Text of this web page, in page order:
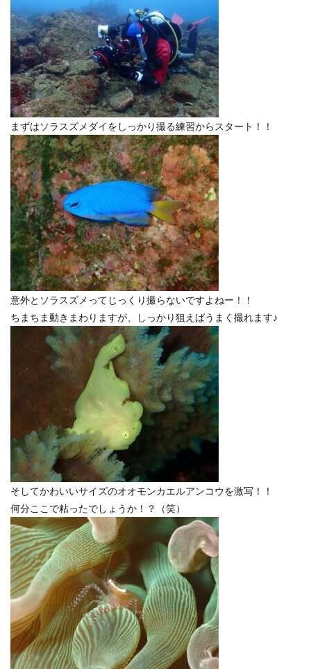
まずはソラスズメダイをしっかり撮る練習からスタート！！
意外とソラスズメってじっくり撮らないですよねー！！
ちまちま動きまわりますが、しっかり狙えばうまく撮れます♪
そしてかわいいサイズのオオモンカエルアンコウを激写！！
何分ここで粘ったでしょうか！？（笑）